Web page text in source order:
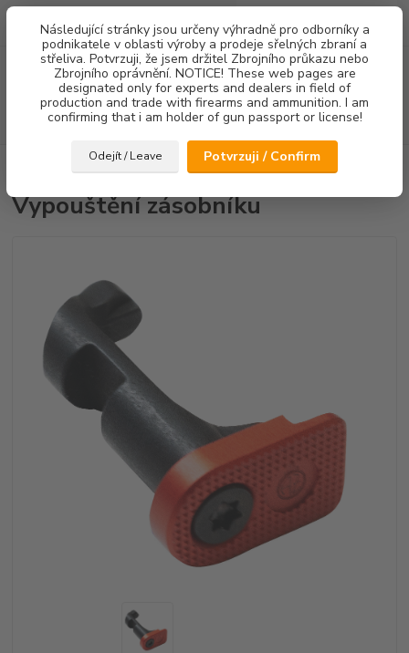
Následující stránky jsou určeny výhradně pro odborníky a
podnikatele v oblasti výroby a prodeje sřelných zbraní a
střeliva. Potvrzuji, že jsem držitel Zbrojního průkazu nebo
Zbrojního oprávnění. NOTICE! These web pages are
designated only for experts and dealers in field of
production and trade with firearms and ammunition. I am
confirming that i am holder of gun passport or license!
Odejít / Leave Potvrzuji / Confirm
Menu
Hledat
za0,00 Kč
Ostatní doplňky Vypouštění zásobníku
Vypouštění zásobníku